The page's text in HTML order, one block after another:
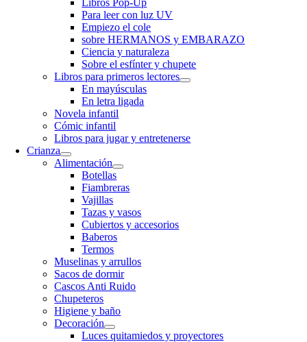
Libros Pop-Up
Para leer con luz UV
Empiezo el cole
sobre HERMANOS y EMBARAZO
Ciencia y naturaleza
Sobre el esfínter y chupete
Libros para primeros lectores
En mayúsculas
En letra ligada
Novela infantil
Cómic infantil
Libros para jugar y entretenerse
Crianza
Alimentación
Botellas
Fiambreras
Vajillas
Tazas y vasos
Cubiertos y accesorios
Baberos
Termos
Muselinas y arrullos
Sacos de dormir
Cascos Anti Ruido
Chupeteros
Higiene y baño
Decoración
Luces quitamiedos y proyectores